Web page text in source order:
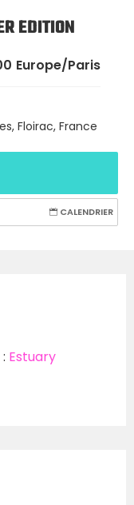
EDITION
Europe/Paris
Floirac, France
CALENDRIER
Estuary